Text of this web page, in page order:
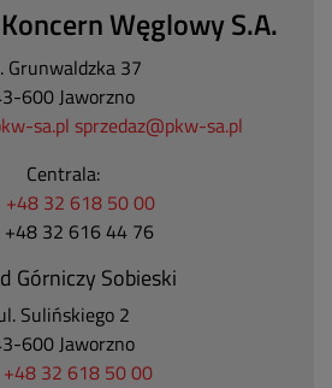
Węglowy S.A.
Grunwaldzka 37
600 Jaworzno
sa.pl sprzedaz@pkw-sa.pl
Centrala:
+48 32 618 50 00
+48 32 616 44 76
Górniczy Sobieski
Sulińskiego 2
600 Jaworzno
+48 32 618 50 00